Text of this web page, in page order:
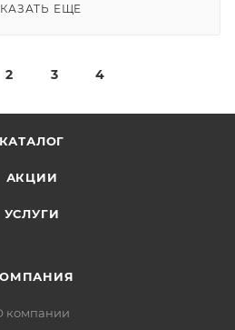
ЕЩЕ
2 3 4
КАТАЛОГ
АКЦИИ
УСЛУГИ
компании